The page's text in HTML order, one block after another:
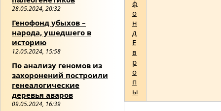
28.05.2024, 20:32
Генофонд убыхов –
народа, ушедшего в
историю
12.05.2024, 15:58
По анализу геномов из
захоронений построили
генеалогические
деревья аваров
09.05.2024, 16:39
ф
о
н
д
Е
в
р
о
п
ы